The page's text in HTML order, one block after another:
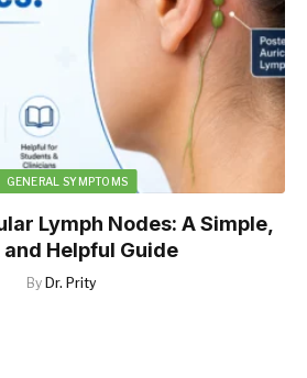
GENERAL SYMPTOMS
Lymph Nodes: A Simple,
and Helpful Guide
By Dr. Prity